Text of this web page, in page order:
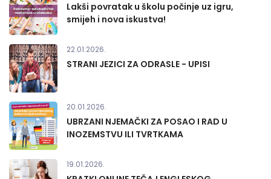
Lakši povratak u školu počinje uz igru,
smijeh i nova iskustva!
22.01.2026.
STRANI JEZICI ZA ODRASLE - UPISI
20.01.2026.
UBRZANI NJEMAČKI ZA POSAO I RAD U
INOZEMSTVU ILI TVRTKAMA
19.01.2026.